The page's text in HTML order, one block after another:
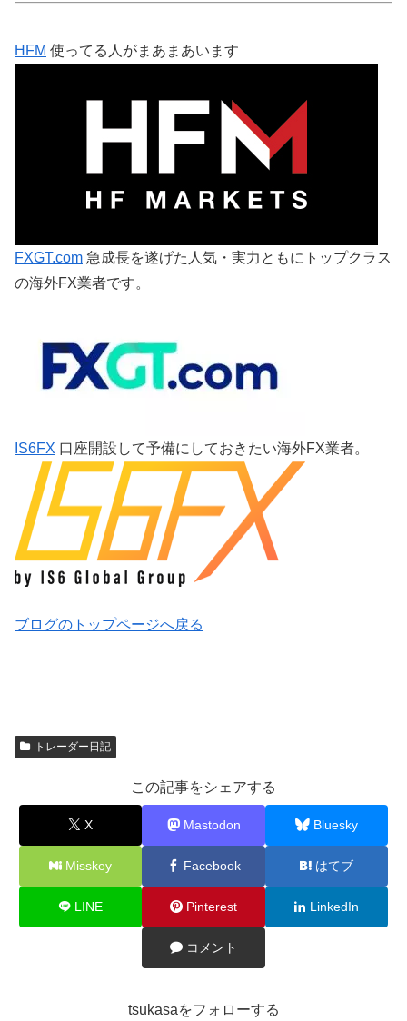
HFM 使ってる人がまあまあいます
FXGT.com 急成長を遂げた人気・実力ともにトップクラス
の海外FX業者です。
IS6FX 口座開設して予備にしておきたい海外FX業者。
ブログのトップページへ戻る
トレーダー日記
この記事をシェアする
X Mastodon Bluesky
Misskey Facebook はてブ
LINE Pinterest LinkedIn
コメント
tsukasaをフォローする